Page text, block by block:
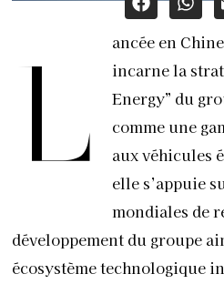
L
ancée en
incarne la
Energy” du
comme une
aux véhicules
elle s’appuie
mondiales de
développement du groupe
écosystème technologique